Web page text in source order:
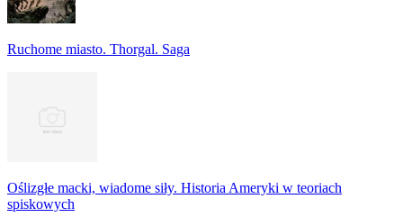
Ruchome miasto. Thorgal. Saga
Oślizgłe macki, wiadome siły. Historia Ameryki w teoriach
spiskowych